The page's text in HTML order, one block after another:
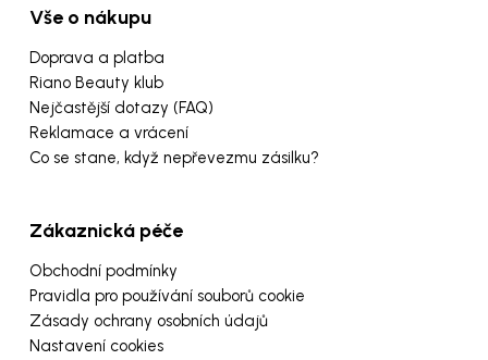
Vše o nákupu
Doprava a platba
Riano Beauty klub
Nejčastější dotazy (FAQ)
Reklamace a vrácení
Co se stane, když nepřevezmu zásilku?
Zákaznická péče
Obchodní podmínky
Pravidla pro používání souborů cookie
Zásady ochrany osobních údajů
Nastavení cookies